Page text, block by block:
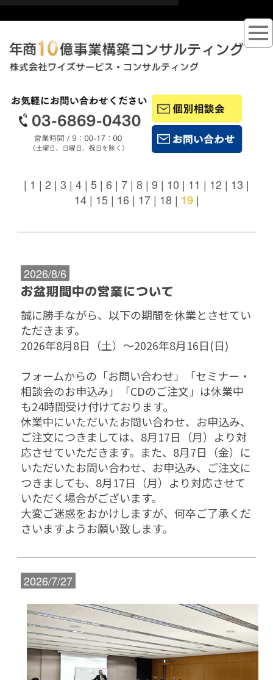
| 1 | 2 | 3 | 4 | 5 | 6 | 7 | 8 | 9 | 10 | 11 | 12 | 13 |
14 | 15 | 16 | 17 | 18 | 19 |
2026/8/6
お盆期間中の営業について
誠に勝手ながら、以下の期間を休業とさせてい
ただきます。
2026年8月8日（土）～2026年8月16日(日)
フォームからの「お問い合わせ」「セミナー・
相談会のお申込み」「CDのご注文」は休業中
も24時間受け付けております。
休業中にいただいたお問い合わせ、お申込み、
ご注文につきましては、8月17日（月）より対
応させていただきます。また、8月7日（金）に
いただいたお問い合わせ、お申込み、ご注文に
つきましても、8月17日（月）より対応させて
いただく場合がございます。
大変ご迷惑をおかけしますが、何卒ご了承くだ
さいますようお願い致します。
2026/7/27